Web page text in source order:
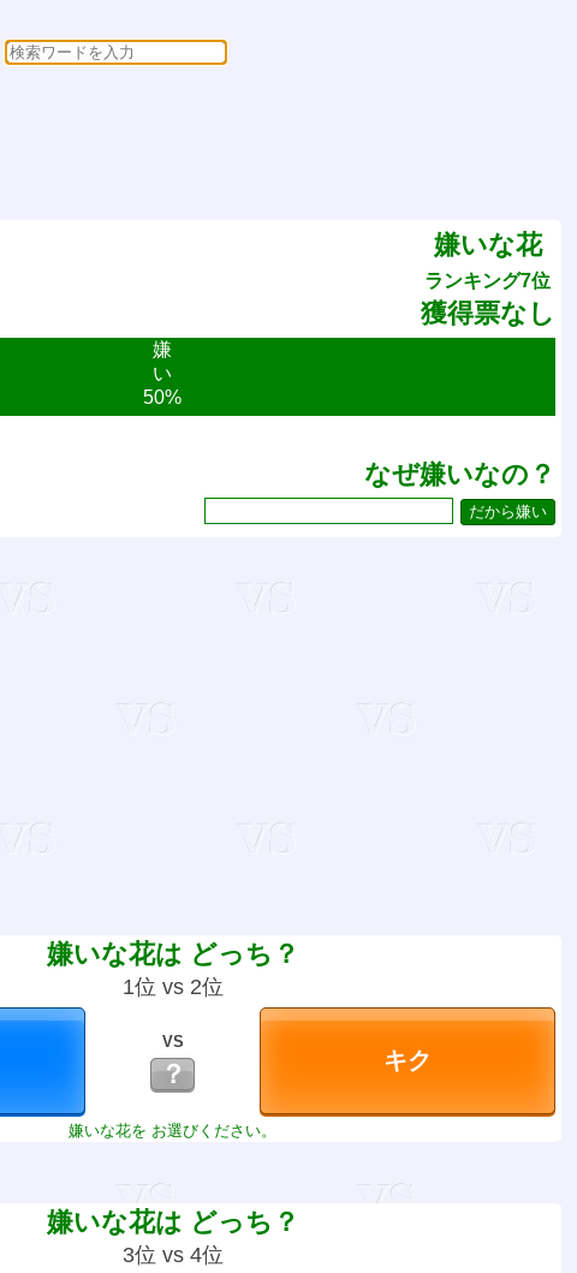
嫌いな花
ランキング7位
獲得票なし
嫌
い
50%
なぜ嫌いなの？
嫌いな花は どっち？
1位 vs 2位
VS
？
嫌いな花を お選びください。
嫌いな花は どっち？
3位 vs 4位